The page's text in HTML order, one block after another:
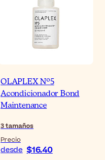
OLAPLEX Nº5
Acondicionador Bond
Maintenance
3tamaños
Precio
desde $16.40